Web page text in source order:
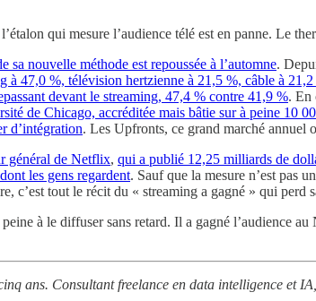
qui mesure l’audience télé est en panne. Le
nouvelle méthode est repoussée à l’automne.
à 47,0 %, télévision hertzienne à 21,5 %, câble à
devant le streaming, 47,4 % contre 41,9 %. En
de Chicago, accréditée mais bâtie sur à peine 10
d’intégration. Les Upfronts, ce grand marché annuel
général de Netflix, qui a publié 12,25 milliards de
les gens regardent. Sauf que la mesure n’est pas
c’est tout le récit du « streaming a gagné » qui perd
à le diffuser sans retard. Il a gagné l’audience
ans. Consultant freelance en data intelligence et